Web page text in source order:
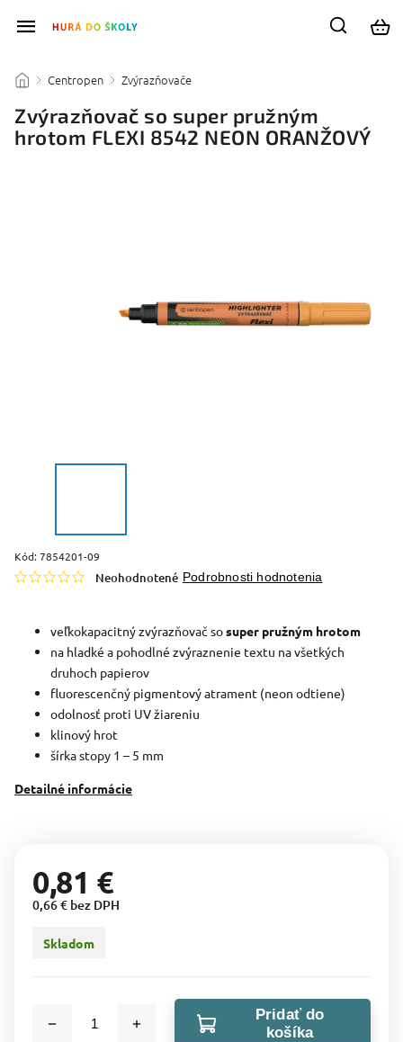
/ Centropen / Zvýrazňovače
Zvýrazňovač so super pružným
hrotom FLEXI 8542 NEON ORANŽOVÝ
Kód:7854201-09
Neohodnotené Podrobnosti hodnotenia
veľkokapacitný zvýrazňovač sosuper pružným hrotom
na hladké a pohodlné zvýraznenie textu na všetkých
druhoch papierov
fluorescenčný pigmentový atrament (neon odtiene)
odolnosť proti UV žiareniu
klinový hrot
šírka stopy 1 – 5 mm
Detailné informácie
0,81 €
0,66 € bez DPH
Skladom
Pridať do
košíka